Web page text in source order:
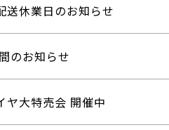
送休業日のお知らせ
のお知らせ
ヤ大特売会 開催中